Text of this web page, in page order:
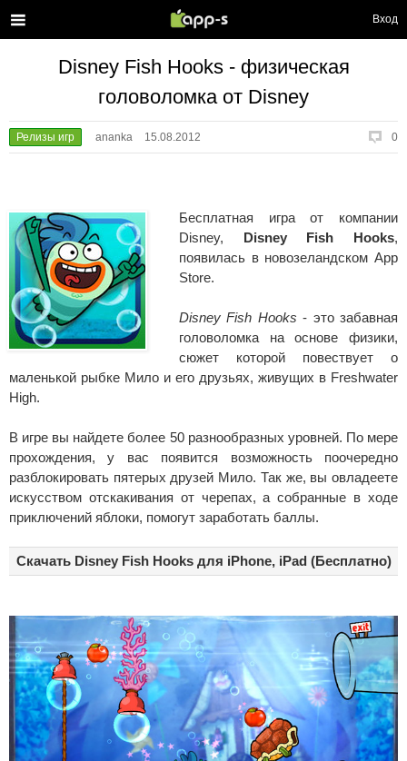
Вход
Disney Fish Hooks - физическая
головоломка от Disney
Релизы игр ananka 15.08.2012 0
Бесплатная игра от компании
Disney, Disney Fish Hooks,
появилась в новозеландском App
Store.
Disney Fish Hooks - это забавная
головоломка на основе физики,
сюжет которой повествует о
маленькой рыбке Мило и его друзьях, живущих в Freshwater
High.
В игре вы найдете более 50 разнообразных уровней. По мере
прохождения, у вас появится возможность поочередно
разблокировать пятерых друзей Мило. Так же, вы овладеете
искусством отскакивания от черепах, а собранные в ходе
приключений яблоки, помогут заработать баллы.
Скачать Disney Fish Hooks для iPhone, iPad (Бесплатно)